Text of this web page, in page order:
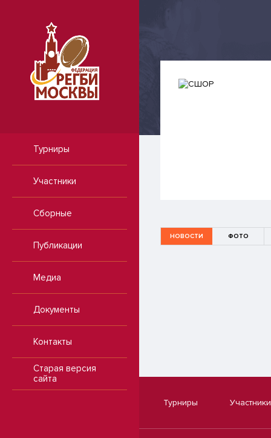
Турниры
Участники
Сборные
Публикации
Медиа
Документы
Контакты
Старая версия
сайта
НОВОСТИ ФОТО
Турниры Участники